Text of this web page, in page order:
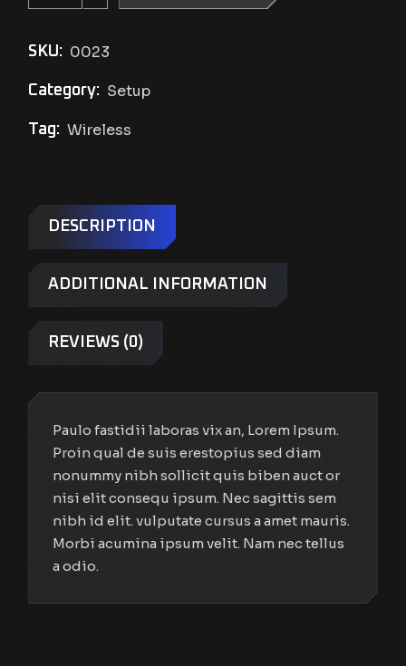
SKU: 0023
Category: Setup
Tag: Wireless
DESCRIPTION
ADDITIONAL INFORMATION
REVIEWS (0)
Paulo fastidii laboras vix an, Lorem Ipsum.
Proin qual de suis erestopius sed diam
nonummy nibh sollicit quis biben auct or
nisi elit consequ ipsum. Nec sagittis sem
nibh id elit. vulputate cursus a amet mauris.
Morbi acumina ipsum velit. Nam nec tellus
a odio.